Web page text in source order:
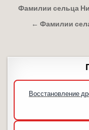
Фамилии сельца
← Фамилии
Восстановление